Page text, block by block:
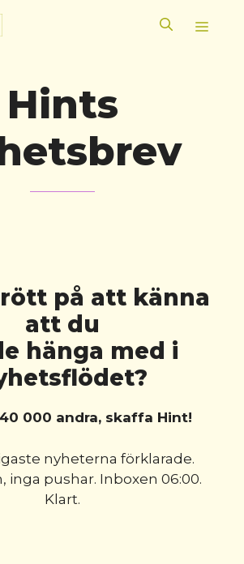
Hints
på att känna
att du
hänga med i
000 andra, skaffa Hint!
nyheterna förklarade.
inga pushar. Inboxen 06:00.
Klart.